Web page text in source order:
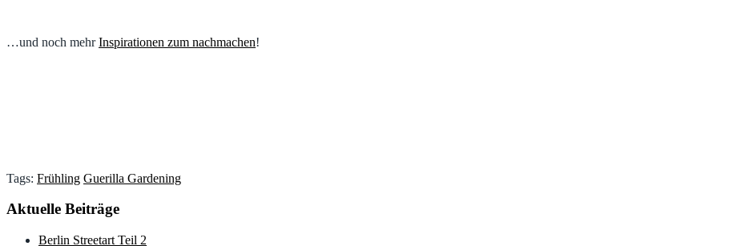
…und noch mehrInspirationen zum nachmachen!
Tags: Frühling Guerilla Gardening
Aktuelle Beiträge
Berlin Streetart Teil 2